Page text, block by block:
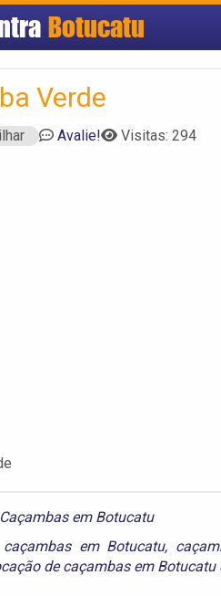
Botucatu
Verde
Avalie! Visitas: 294
em Botucatu
em Botucatu,
de caçambas em Botucatu